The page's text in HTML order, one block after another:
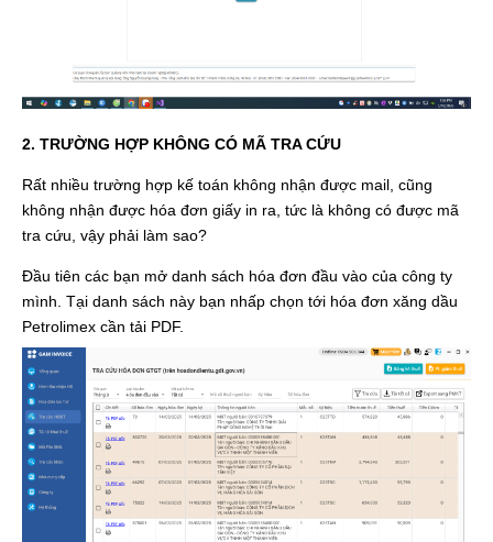
2. TRƯỜNG HỢP KHÔNG CÓ MÃ TRA CỨU
Rất nhiều trường hợp kế toán không nhận được mail, cũng
không nhận được hóa đơn giấy in ra, tức là không có được mã
tra cứu, vậy phải làm sao?
Đầu tiên các bạn mở danh sách hóa đơn đầu vào của công ty
mình. Tại danh sách này bạn nhấp chọn tới hóa đơn xăng dầu
Petrolimex cần tải PDF.